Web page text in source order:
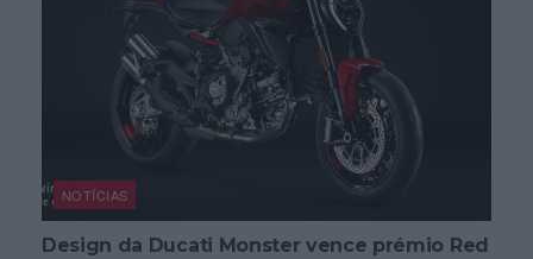
NOTÍCIAS
Design da Ducati Monster vence prémio Red